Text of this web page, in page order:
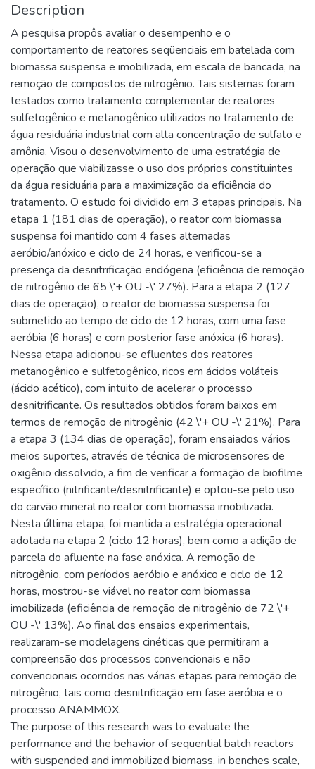
Description
A pesquisa propôs avaliar o desempenho e o
comportamento de reatores seqüenciais em batelada com
biomassa suspensa e imobilizada, em escala de bancada, na
remoção de compostos de nitrogênio. Tais sistemas foram
testados como tratamento complementar de reatores
sulfetogênico e metanogênico utilizados no tratamento de
água residuária industrial com alta concentração de sulfato e
amônia. Visou o desenvolvimento de uma estratégia de
operação que viabilizasse o uso dos próprios constituintes
da água residuária para a maximização da eficiência do
tratamento. O estudo foi dividido em 3 etapas principais. Na
etapa 1 (181 dias de operação), o reator com biomassa
suspensa foi mantido com 4 fases alternadas
aeróbio/anóxico e ciclo de 24 horas, e verificou-se a
presença da desnitrificação endógena (eficiência de remoção
de nitrogênio de 65 \'+ OU -\' 27%). Para a etapa 2 (127
dias de operação), o reator de biomassa suspensa foi
submetido ao tempo de ciclo de 12 horas, com uma fase
aeróbia (6 horas) e com posterior fase anóxica (6 horas).
Nessa etapa adicionou-se efluentes dos reatores
metanogênico e sulfetogênico, ricos em ácidos voláteis
(ácido acético), com intuito de acelerar o processo
desnitrificante. Os resultados obtidos foram baixos em
termos de remoção de nitrogênio (42 \'+ OU -\' 21%). Para
a etapa 3 (134 dias de operação), foram ensaiados vários
meios suportes, através de técnica de microsensores de
oxigênio dissolvido, a fim de verificar a formação de biofilme
específico (nitrificante/desnitrificante) e optou-se pelo uso
do carvão mineral no reator com biomassa imobilizada.
Nesta última etapa, foi mantida a estratégia operacional
adotada na etapa 2 (ciclo 12 horas), bem como a adição de
parcela do afluente na fase anóxica. A remoção de
nitrogênio, com períodos aeróbio e anóxico e ciclo de 12
horas, mostrou-se viável no reator com biomassa
imobilizada (eficiência de remoção de nitrogênio de 72 \'+
OU -\' 13%). Ao final dos ensaios experimentais,
realizaram-se modelagens cinéticas que permitiram a
compreensão dos processos convencionais e não
convencionais ocorridos nas várias etapas para remoção de
nitrogênio, tais como desnitrificação em fase aeróbia e o
processo ANAMMOX.
The purpose of this research was to evaluate the
performance and the behavior of sequential batch reactors
with suspended and immobilized biomass, in benches scale,